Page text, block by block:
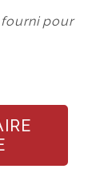
fourni pour